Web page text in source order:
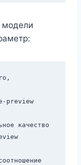
модели
preview
качество